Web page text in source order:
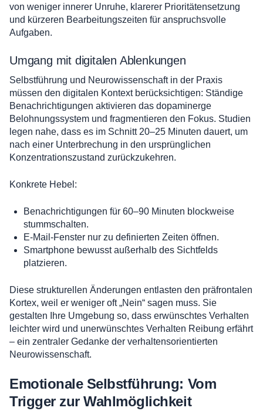
von weniger innerer Unruhe, klarerer Prioritätensetzung
und kürzeren Bearbeitungszeiten für anspruchsvolle
Aufgaben.
Umgang mit digitalen Ablenkungen
Selbstführung und Neurowissenschaft in der Praxis
müssen den digitalen Kontext berücksichtigen: Ständige
Benachrichtigungen aktivieren das dopaminerge
Belohnungssystem und fragmentieren den Fokus. Studien
legen nahe, dass es im Schnitt 20–25 Minuten dauert, um
nach einer Unterbrechung in den ursprünglichen
Konzentrationszustand zurückzukehren.
Konkrete Hebel:
Benachrichtigungen für 60–90 Minuten blockweise
stummschalten.
E-Mail-Fenster nur zu definierten Zeiten öffnen.
Smartphone bewusst außerhalb des Sichtfelds
platzieren.
Diese strukturellen Änderungen entlasten den präfrontalen
Kortex, weil er weniger oft „Nein“ sagen muss. Sie
gestalten Ihre Umgebung so, dass erwünschtes Verhalten
leichter wird und unerwünschtes Verhalten Reibung erfährt
– ein zentraler Gedanke der verhaltensorientierten
Neurowissenschaft.
Emotionale Selbstführung: Vom
Trigger zur Wahlmöglichkeit